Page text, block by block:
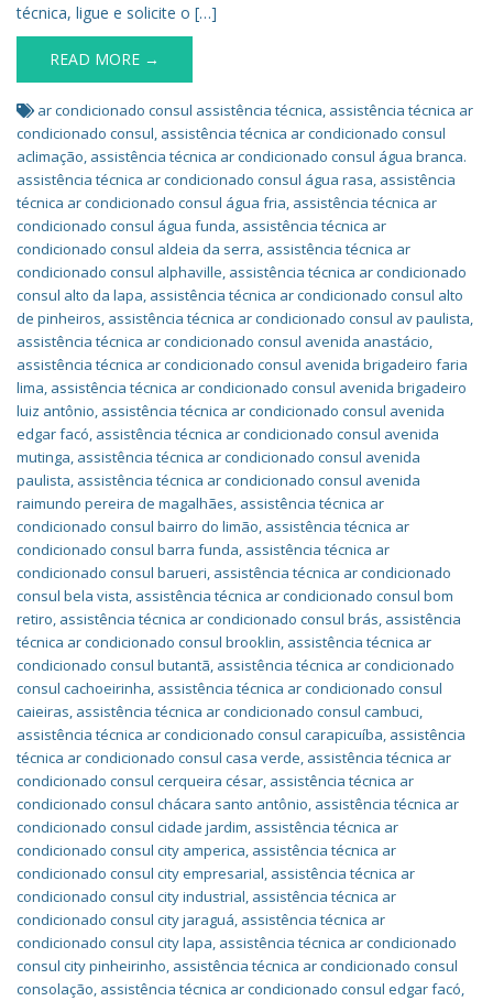
técnica, ligue e solicite o […]
READ MORE →
ar condicionado consul assistência técnica, assistência técnica ar
condicionado consul, assistência técnica ar condicionado consul
aclimação, assistência técnica ar condicionado consul água branca.
assistência técnica ar condicionado consul água rasa, assistência
técnica ar condicionado consul água fria, assistência técnica ar
condicionado consul água funda, assistência técnica ar
condicionado consul aldeia da serra, assistência técnica ar
condicionado consul alphaville, assistência técnica ar condicionado
consul alto da lapa, assistência técnica ar condicionado consul alto
de pinheiros, assistência técnica ar condicionado consul av paulista,
assistência técnica ar condicionado consul avenida anastácio,
assistência técnica ar condicionado consul avenida brigadeiro faria
lima, assistência técnica ar condicionado consul avenida brigadeiro
luiz antônio, assistência técnica ar condicionado consul avenida
edgar facó, assistência técnica ar condicionado consul avenida
mutinga, assistência técnica ar condicionado consul avenida
paulista, assistência técnica ar condicionado consul avenida
raimundo pereira de magalhães, assistência técnica ar
condicionado consul bairro do limão, assistência técnica ar
condicionado consul barra funda, assistência técnica ar
condicionado consul barueri, assistência técnica ar condicionado
consul bela vista, assistência técnica ar condicionado consul bom
retiro, assistência técnica ar condicionado consul brás, assistência
técnica ar condicionado consul brooklin, assistência técnica ar
condicionado consul butantã, assistência técnica ar condicionado
consul cachoeirinha, assistência técnica ar condicionado consul
caieiras, assistência técnica ar condicionado consul cambuci,
assistência técnica ar condicionado consul carapicuíba, assistência
técnica ar condicionado consul casa verde, assistência técnica ar
condicionado consul cerqueira césar, assistência técnica ar
condicionado consul chácara santo antônio, assistência técnica ar
condicionado consul cidade jardim, assistência técnica ar
condicionado consul city amperica, assistência técnica ar
condicionado consul city empresarial, assistência técnica ar
condicionado consul city industrial, assistência técnica ar
condicionado consul city jaraguá, assistência técnica ar
condicionado consul city lapa, assistência técnica ar condicionado
consul city pinheirinho, assistência técnica ar condicionado consul
consolação, assistência técnica ar condicionado consul edgar facó,